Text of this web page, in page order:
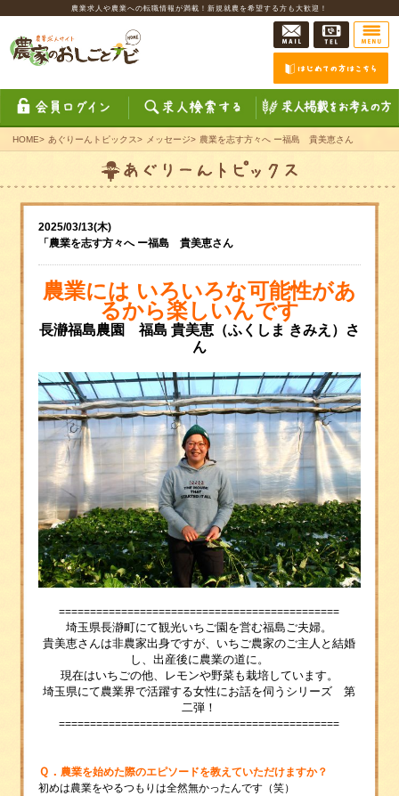
農業求人や農業への転職情報が満載！新規就農を希望する方も大歓迎！
HOME> あぐりーんトピックス> メッセージ> 農業を志す方々へ ー福島 貴美恵さん
2025/03/13(木)
「農業を志す方々へ ー福島 貴美恵さん
農業には いろいろな可能性があ
るから楽しいんです
長瀞福島農園 福島 貴美恵（ふくしま きみえ）さ
ん
=============================================
埼玉県長瀞町にて観光いちご園を営む福島ご夫婦。
貴美恵さんは非農家出身ですが、いちご農家のご主人と結婚
し、出産後に農業の道に。
現在はいちごの他、レモンや野菜も栽培しています。
埼玉県にて農業界で活躍する女性にお話を伺うシリーズ 第
二弾！
=============================================
Ｑ． 農業を始めた際のエピソードを教えていただけますか？
初めは農業をやるつもりは全然無かったんです（笑）